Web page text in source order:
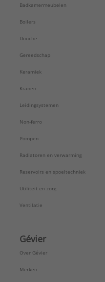
Badkamermeubelen
Boilers
Douche
Gereedschap
Keramiek
Kranen
Leidingsystemen
Non-ferro
Pompen
Radiatoren en verwarming
Reservoirs en spoeltechniek
Utiliteit en zorg
Ventilatie
Gévier
Over Gévier
Merken